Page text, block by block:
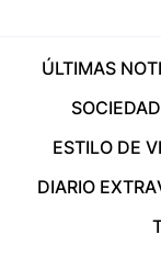
ÚLTIMAS
SOCIEDAD
ESTILO DE
DIARIO EXTRA